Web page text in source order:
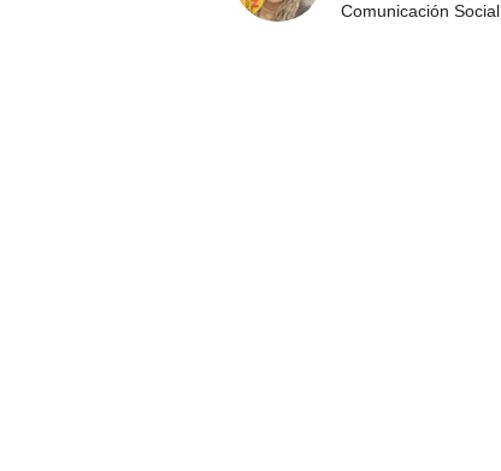
Comunicación Social